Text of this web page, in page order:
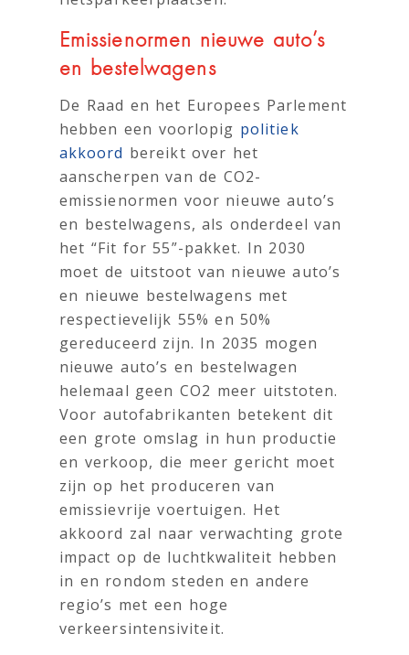
Emissienormen nieuwe auto’s
en bestelwagens
De Raad en het Europees Parlement
hebben een voorlopig politiek
akkoord bereikt over het
aanscherpen van de CO2-
emissienormen voor nieuwe auto’s
en bestelwagens, als onderdeel van
het “Fit for 55”-pakket. In 2030
moet de uitstoot van nieuwe auto’s
en nieuwe bestelwagens met
respectievelijk 55% en 50%
gereduceerd zijn. In 2035 mogen
nieuwe auto’s en bestelwagen
helemaal geen CO2 meer uitstoten.
Voor autofabrikanten betekent dit
een grote omslag in hun productie
en verkoop, die meer gericht moet
zijn op het produceren van
emissievrije voertuigen. Het
akkoord zal naar verwachting grote
impact op de luchtkwaliteit hebben
in en rondom steden en andere
regio’s met een hoge
verkeersintensiviteit.